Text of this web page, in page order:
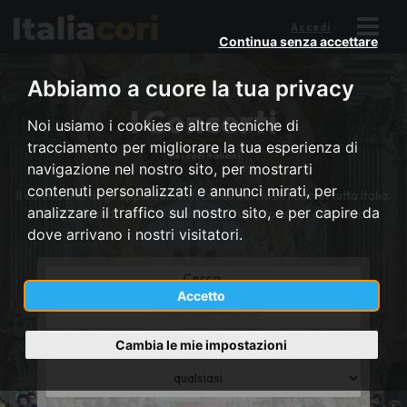
Abbiamo a cuore la tua privacy
Noi usiamo i cookies e altre tecniche di
tracciamento per migliorare la tua esperienza di
navigazione nel nostro sito, per mostrarti
contenuti personalizzati e annunci mirati, per
analizzare il traffico sul nostro sito, e per capire da
dove arrivano i nostri visitatori.
Accetto
Continua senza accettare
Cambia le mie impostazioni
Accedi
I Concerti
dei cori italiani
Il calendario degli appuntamenti corali dei nostri cori in tutta Italia.
Scopri quando e dove ascoltare il tuo prossimo concerto.
Cerca:
*
Title
or
district
name
or
Regione:
*
Province